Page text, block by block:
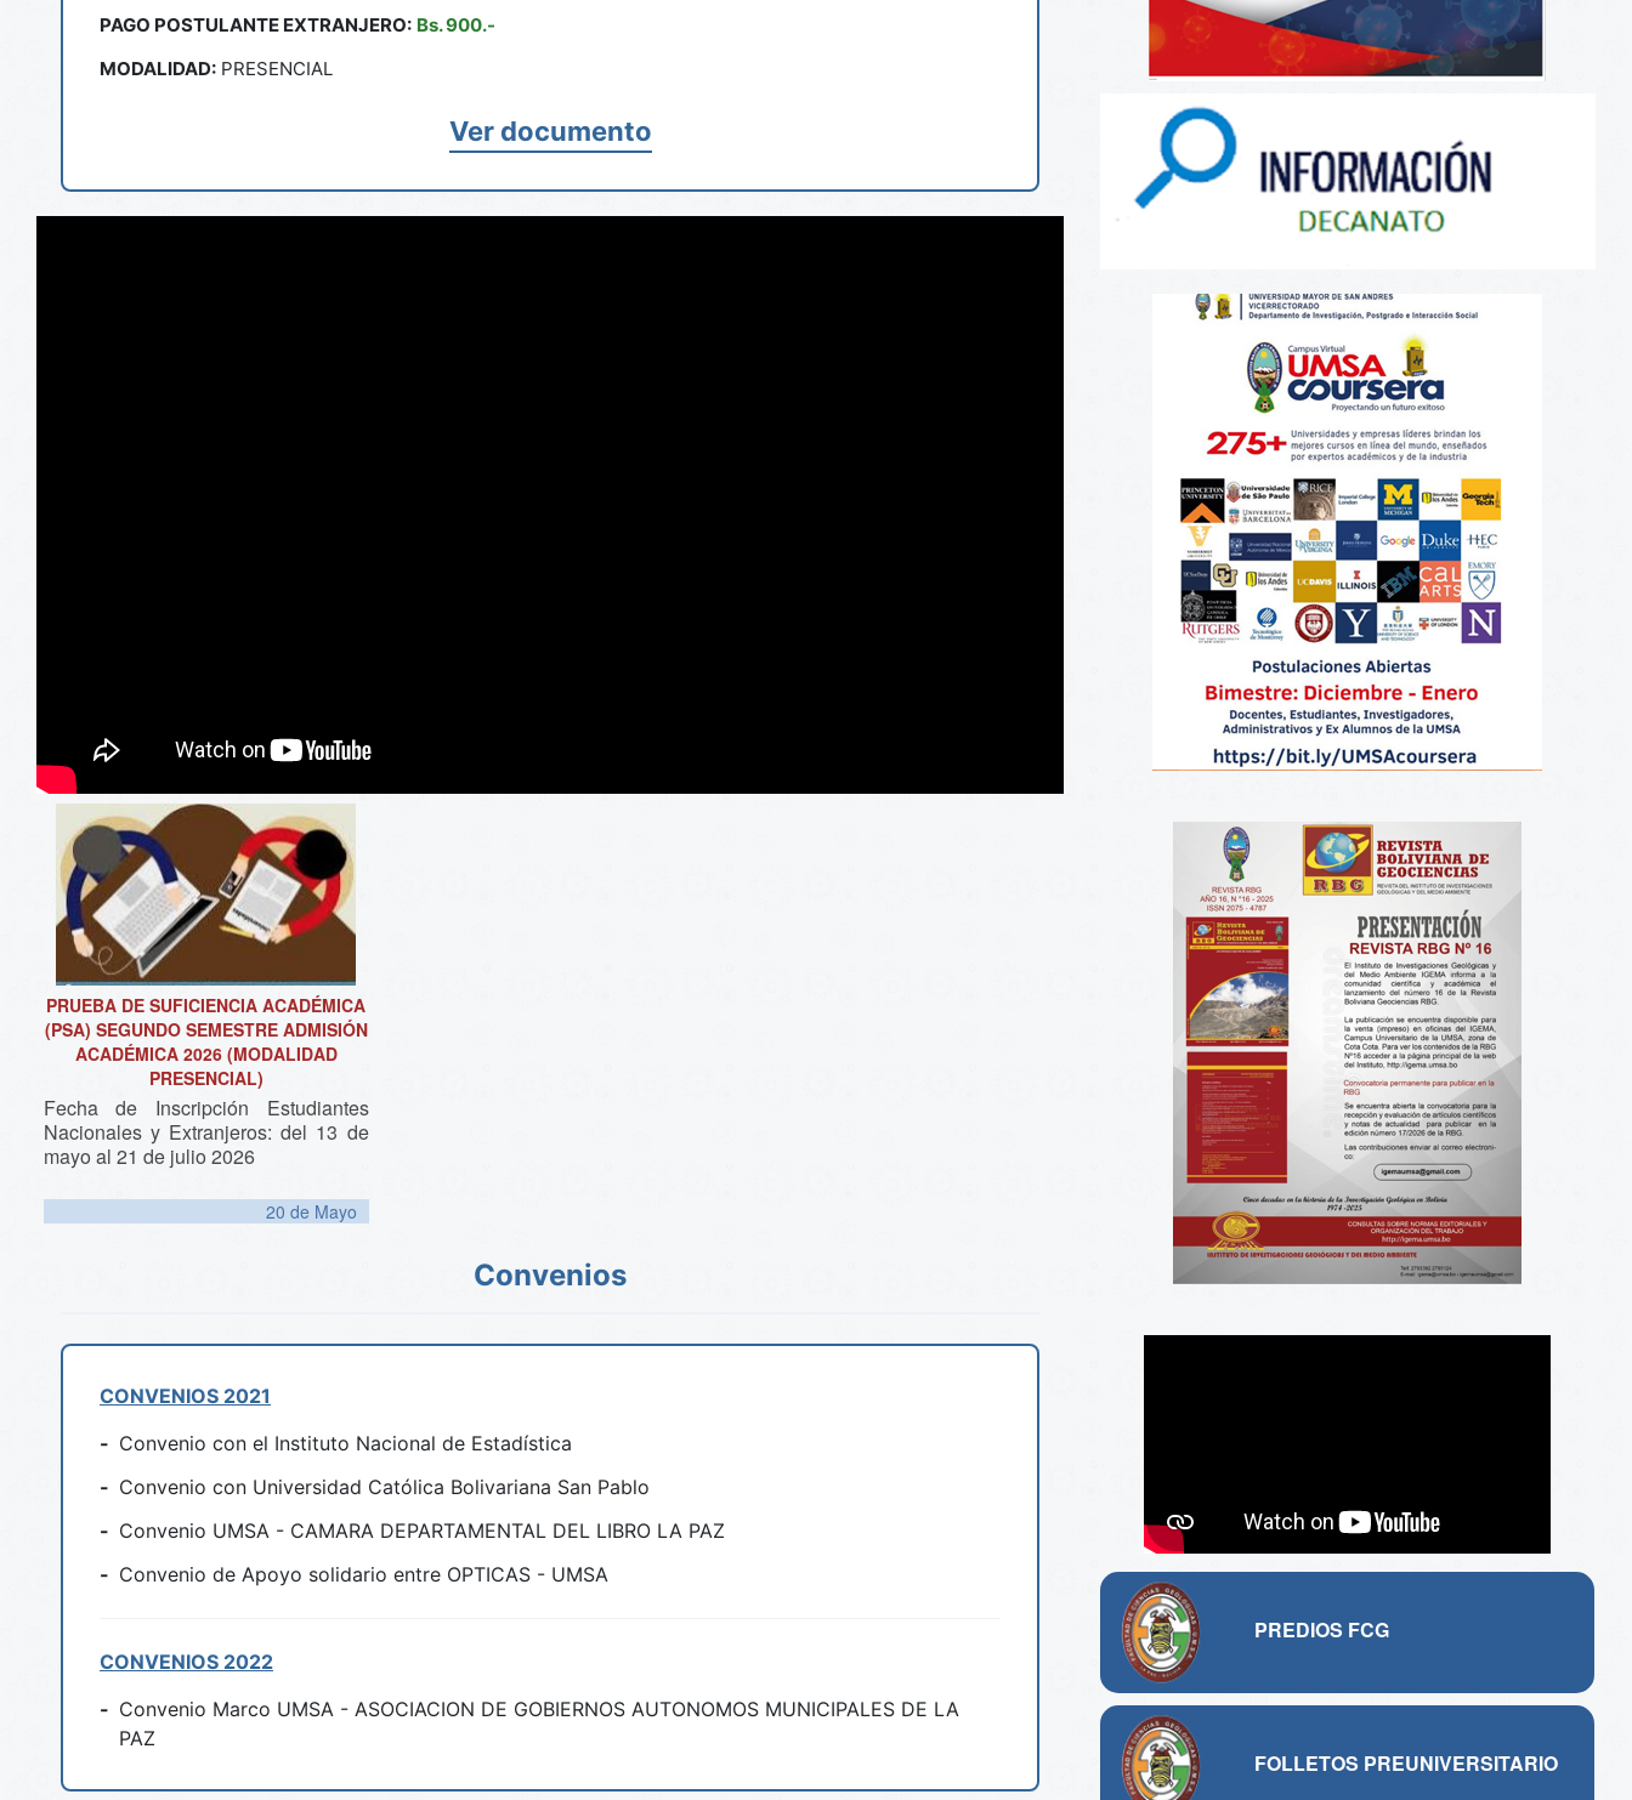
PAGO POSTULANTE EXTRANJERO: Bs. 900.-
MODALIDAD: PRESENCIAL
Ver documento
PRUEBA DE SUFICIENCIA ACADÉMICA
(PSA) SEGUNDO SEMESTRE ADMISIÓN
ACADÉMICA 2026 (MODALIDAD
PRESENCIAL)
Fecha de Inscripción Estudiantes
Nacionales y Extranjeros: del 13 de
mayo al 21 de julio 2026
20 de Mayo
Convenios
CONVENIOS 2021
- Convenio con el Instituto Nacional de Estadística
- Convenio con Universidad Católica Bolivariana San Pablo
- Convenio UMSA - CAMARA DEPARTAMENTAL DEL LIBRO LA PAZ
- Convenio de Apoyo solidario entre OPTICAS - UMSA
CONVENIOS 2022
- Convenio Marco UMSA - ASOCIACION DE GOBIERNOS AUTONOMOS MUNICIPALES DE LA
PAZ
PREDIOS FCG
FOLLETOS PREUNIVERSITARIO